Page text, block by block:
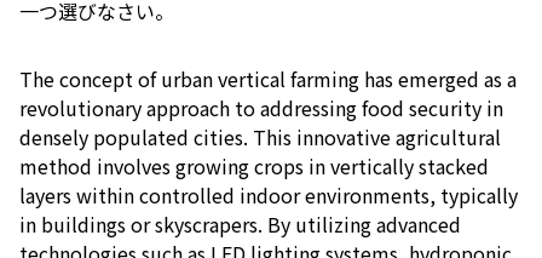
一つ選びなさい。
The concept of urban vertical farming has emerged as a
revolutionary approach to addressing food security in
densely populated cities. This innovative agricultural
method involves growing crops in vertically stacked
layers within controlled indoor environments, typically
in buildings or skyscrapers. By utilizing advanced